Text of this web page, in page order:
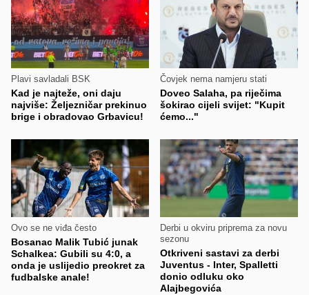
Plavi savladali BSK
Kad je najteže, oni daju
najviše: Željezničar prekinuo
brige i obradovao Grbavicu!
Čovjek nema namjeru stati
Doveo Salaha, pa riječima
šokirao cijeli svijet: "Kupit
ćemo..."
Ovo se ne viđa često
Bosanac Malik Tubić junak
Schalkea: Gubili su 4:0, a
onda je uslijedio preokret za
fudbalske anale!
Derbi u okviru priprema za novu
sezonu
Otkriveni sastavi za derbi
Juventus - Inter, Spalletti
donio odluku oko
Alajbegovića